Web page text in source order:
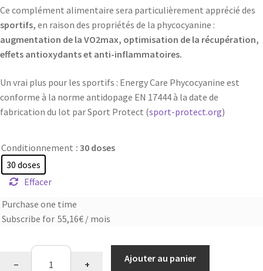
Ce complément alimentaire sera particulièrement apprécié des
sportifs, en raison des propriétés de la phycocyanine :
augmentation de la VO2max, optimisation de la récupération,
effets antioxydants et anti-inflammatoires.
Un vrai plus pour les sportifs : Energy Care Phycocyanine est
conforme à la norme antidopage EN 17444 à la date de
fabrication du lot par Sport Protect (sport-protect.org)
Conditionnement : 30 doses
30 doses
Effacer
Choose
purchase
Purchase one time
Subscribe for 55,16€ / mois
quantité
− +
Ajouter au panier